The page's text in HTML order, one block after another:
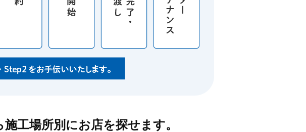
工場所別にお店を探せます。